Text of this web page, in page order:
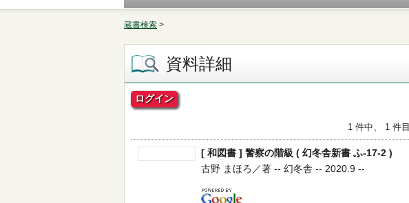
蔵書検索 >
資料詳細
ログイン
1 件中、 1 件目
[ 和図書 ] 警察の階級 ( 幻冬舎新書 ふ-17-2 )
古野 まほろ／著 -- 幻冬舎 -- 2020.9 --